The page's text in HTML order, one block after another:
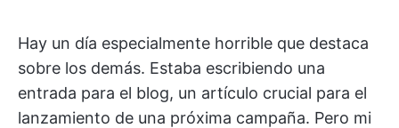
Hay un día especialmente horrible que destaca
sobre los demás. Estaba escribiendo una
entrada para el blog, un artículo crucial para el
lanzamiento de una próxima campaña. Pero mi